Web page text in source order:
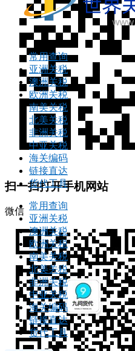
扫一扫打开手机网站
微信
常用查询
亚洲关税
澳洲关税
欧洲关税
南美关税
北美关税
非洲关税
中亚关税
海关编码
链接直达
货代工具
常用查询
亚洲关税
澳洲关税
欧洲关税
南美关税
北美关税
非洲关税
中亚关税
海关编码
链接直达
货代工具